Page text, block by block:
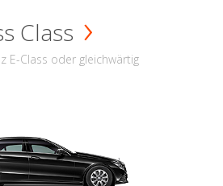
Class
E-Class oder gleichwärtig